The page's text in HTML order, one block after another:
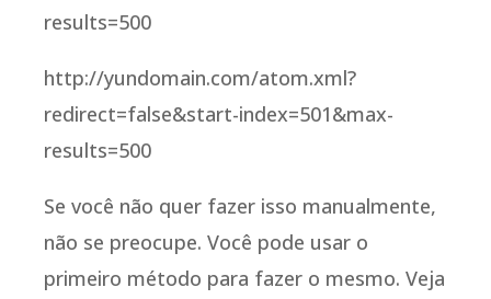
results=500
http://yundomain.com/atom.xml?
redirect=false&start-index=501&max-
results=500
Se você não quer fazer isso manualmente,
não se preocupe. Você pode usar o
primeiro método para fazer o mesmo. Veja